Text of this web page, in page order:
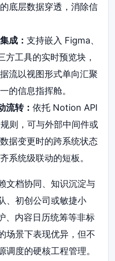
底层数据穿透，消除信
成： 支持嵌入 Figma、
工具的实时预览块，
流以视图形式单向汇聚
的信息指挥舱。
流转： 依托 Notion API
则，可与外部中间件或
据变更时的跨系统状态
系统级联动的短板。
文档协同、知识沉淀与
、初创公司或敏捷小
、内容日历统筹等非标
场景下表现优异，但不
调度的硬核工程管理。